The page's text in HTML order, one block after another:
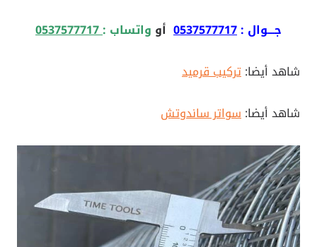
جـــوال :0537577717 أو واتساب :0537577717
شاهد أيضا:تركيب قرميد
شاهد أيضا:سواتر ساندوتش